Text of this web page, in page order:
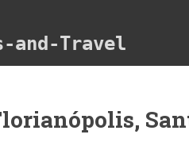
and-Travel